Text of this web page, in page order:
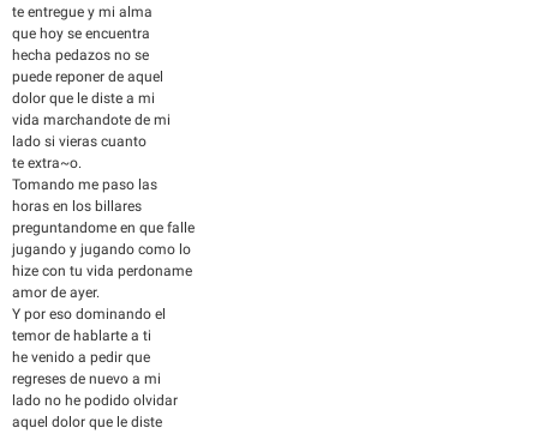
te entregue y mi alma
que hoy se encuentra
hecha pedazos no se
puede reponer de aquel
dolor que le diste a mi
vida marchandote de mi
lado si vieras cuanto
te extra~o.
Tomando me paso las
horas en los billares
preguntandome en que falle
jugando y jugando como lo
hize con tu vida perdoname
amor de ayer.
Y por eso dominando el
temor de hablarte a ti
he venido a pedir que
regreses de nuevo a mi
lado no he podido olvidar
aquel dolor que le diste